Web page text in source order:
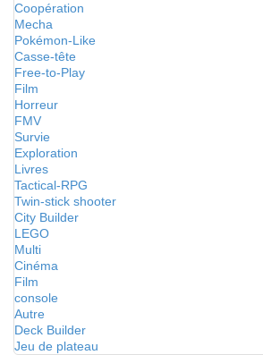
Coopération
Mecha
Pokémon-Like
Casse-tête
Free-to-Play
Film
Horreur
FMV
Survie
Exploration
Livres
Tactical-RPG
Twin-stick shooter
City Builder
LEGO
Multi
Cinéma
Film
console
Autre
Deck Builder
Jeu de plateau